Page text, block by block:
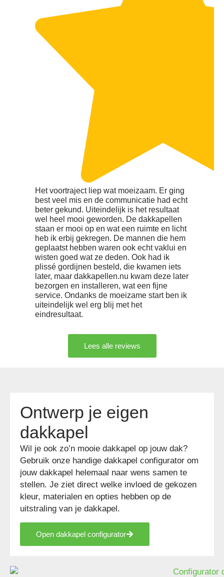
Het voortraject liep wat moeizaam. Er ging
best veel mis en de communicatie had echt
beter gekund. Uiteindelijk is het resultaat
wel heel mooi geworden. De dakkapellen
staan er mooi op en wat een ruimte en licht
heb ik erbij gekregen. De mannen die hem
geplaatst hebben waren ook echt vaklui en
wisten goed wat ze deden. Ook had ik
plissé gordijnen besteld, die kwamen iets
later, maar dakkapellen.nu kwam deze later
bezorgen en installeren, wat een fijne
service. Ondanks de moeizame start ben ik
uiteindelijk wel erg blij met het
eindresultaat.
Lees alle reviews
Ontwerp je eigen
dakkapel
Wil je ook zo’n mooie dakkapel op jouw dak?
Gebruik onze handige dakkapel configurator om
jouw dakkapel helemaal naar wens samen te
stellen. Je ziet direct welke invloed de gekozen
kleur, materialen en opties hebben op de
uitstraling van je dakkapel.
Open dakkapel configurator